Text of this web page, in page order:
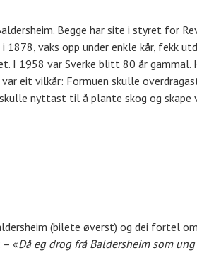
Begge har site i styret for
vaks opp under enkle kår, fekk
I 1958 var Sverke blitt 80 år gammal.
eit vilkår: Formuen skulle
nyttast til å plante skog og skape
(bilete øverst) og dei fortel
– «Då eg drog frå Baldersheim som